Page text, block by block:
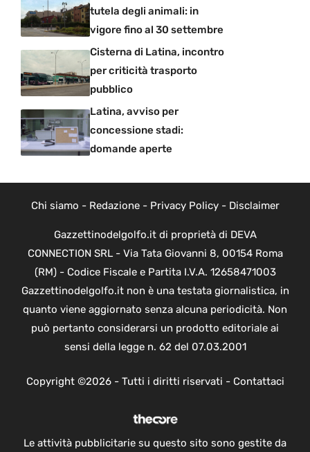
tutela degli animali: in
vigore fino al 30 settembre
Cisterna di Latina, incontro
per criticità trasporto
pubblico
Latina, avviso per
concessione stadi:
domande aperte
Chi siamo - Redazione- Privacy Policy- Disclaimer
Gazzettinodelgolfo.it di proprietà di DEVA
CONNECTION SRL - Via Tata Giovanni 8, 00154 Roma
(RM) - Codice Fiscale e Partita I.V.A. 12658471003
Gazzettinodelgolfo.it non è una testata giornalistica, in
quanto viene aggiornato senza alcuna periodicità. Non
può pertanto considerarsi un prodotto editoriale ai
sensi della legge n. 62 del 07.03.2001
Copyright ©2026 - Tutti i diritti riservati - Contattaci
Le attività pubblicitarie su questo sito sono gestite da